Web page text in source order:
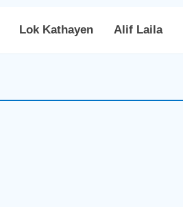
Lok Kathayen Alif Laila